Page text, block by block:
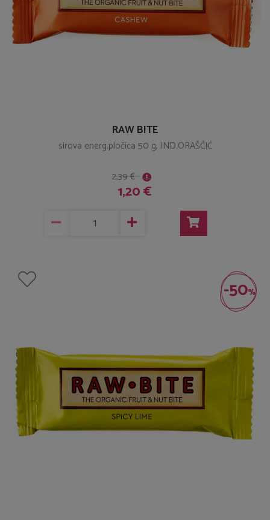
RAW BITE
sirova energ.pločica 50 g, IND.ORAŠČIĆ
2,39 €
1,20 €
-50%